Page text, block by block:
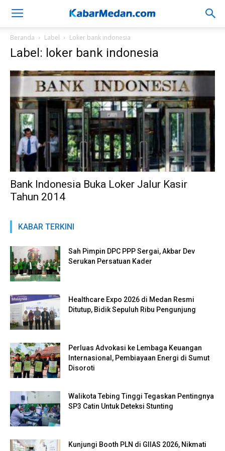
Beranda Label Loker bank indonesia
Label: loker bank indonesia
Bank Indonesia Buka Loker Jalur Kasir
Tahun 2014
KABAR TERKINI
Sah Pimpin DPC PPP Sergai, Akbar Dev
Serukan Persatuan Kader
Healthcare Expo 2026 di Medan Resmi
Ditutup, Bidik Sepuluh Ribu Pengunjung
Perluas Advokasi ke Lembaga Keuangan
Internasional, Pembiayaan Energi di Sumut
Disoroti
Walikota Tebing Tinggi Tegaskan Pentingnya
SP3 Catin Untuk Deteksi Stunting
Kunjungi Booth PLN di GIIAS 2026, Nikmati